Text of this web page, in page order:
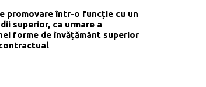
promovare într-o funcție cu un
superior, ca urmare a
forme de învățământ superior